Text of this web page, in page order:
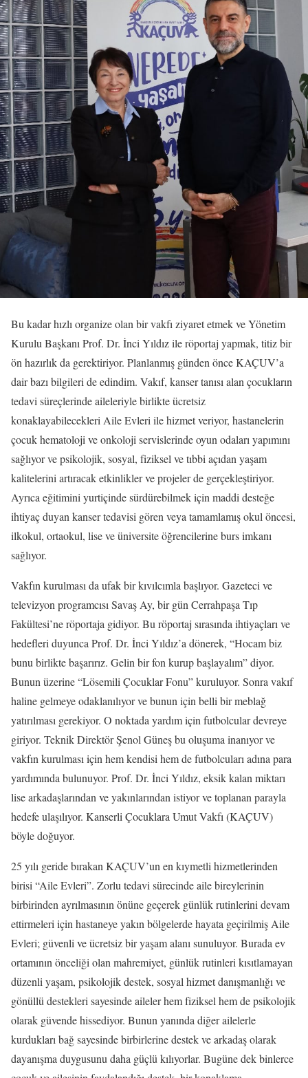
Bu kadar hızlı organize olan bir vakfı ziyaret etmek ve Yönetim
Kurulu Başkanı Prof. Dr. İnci Yıldız ile röportaj yapmak, titiz bir
ön hazırlık da gerektiriyor. Planlanmış günden önce KAÇUV’a
dair bazı bilgileri de edindim. Vakıf, kanser tanısı alan çocukların
tedavi süreçlerinde aileleriyle birlikte ücretsiz
konaklayabilecekleri Aile Evleri ile hizmet veriyor, hastanelerin
çocuk hematoloji ve onkoloji servislerinde oyun odaları yapımını
sağlıyor ve psikolojik, sosyal, fiziksel ve tıbbi açıdan yaşam
kalitelerini artıracak etkinlikler ve projeler de gerçekleştiriyor.
Ayrıca eğitimini yurtiçinde sürdürebilmek için maddi desteğe
ihtiyaç duyan kanser tedavisi gören veya tamamlamış okul öncesi,
ilkokul, ortaokul, lise ve üniversite öğrencilerine burs imkanı
sağlıyor.
Vakfın kurulması da ufak bir kıvılcımla başlıyor. Gazeteci ve
televizyon programcısı Savaş Ay, bir gün Cerrahpaşa Tıp
Fakültesi’ne röportaja gidiyor. Bu röportaj sırasında ihtiyaçları ve
hedefleri duyunca Prof. Dr. İnci Yıldız’a dönerek, “Hocam biz
bunu birlikte başarırız. Gelin bir fon kurup başlayalım” diyor.
Bunun üzerine “Lösemili Çocuklar Fonu” kuruluyor. Sonra vakıf
haline gelmeye odaklanılıyor ve bunun için belli bir meblağ
yatırılması gerekiyor. O noktada yardım için futbolcular devreye
giriyor. Teknik Direktör Şenol Güneş bu oluşuma inanıyor ve
vakfın kurulması için hem kendisi hem de futbolcuları adına para
yardımında bulunuyor. Prof. Dr. İnci Yıldız, eksik kalan miktarı
lise arkadaşlarından ve yakınlarından istiyor ve toplanan parayla
hedefe ulaşılıyor. Kanserli Çocuklara Umut Vakfı (KAÇUV)
böyle doğuyor.
25 yılı geride bırakan KAÇUV’un en kıymetli hizmetlerinden
birisi “Aile Evleri”. Zorlu tedavi sürecinde aile bireylerinin
birbirinden ayrılmasının önüne geçerek günlük rutinlerini devam
ettirmeleri için hastaneye yakın bölgelerde hayata geçirilmiş Aile
Evleri; güvenli ve ücretsiz bir yaşam alanı sunuluyor. Burada ev
ortamının önceliği olan mahremiyet, günlük rutinleri kısıtlamayan
düzenli yaşam, psikolojik destek, sosyal hizmet danışmanlığı ve
gönüllü destekleri sayesinde aileler hem fiziksel hem de psikolojik
olarak güvende hissediyor. Bunun yanında diğer ailelerle
kurdukları bağ sayesinde birbirlerine destek ve arkadaş olarak
dayanışma duygusunu daha güçlü kılıyorlar. Bugüne dek binlerce